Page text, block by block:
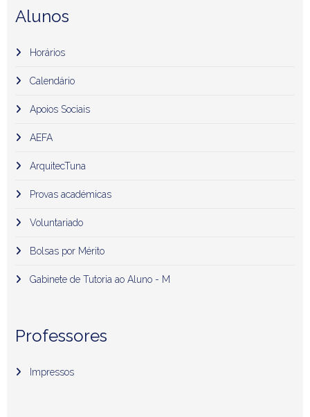
Alunos
Horários
Calendário
Apoios Sociais
AEFA
ArquitecTuna
Provas académicas
Voluntariado
Bolsas por Mérito
Gabinete de Tutoria ao Aluno - M
Professores
Impressos